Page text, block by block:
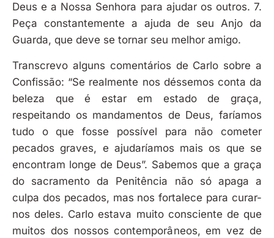
Deus e a Nossa Senhora para ajudar os outros. 7.
Peça constantemente a ajuda de seu Anjo da
Guarda, que deve se tornar seu melhor amigo.
Transcrevo alguns comentários de Carlo sobre a
Confissão: “Se realmente nos déssemos conta da
beleza que é estar em estado de graça,
respeitando os mandamentos de Deus, faríamos
tudo o que fosse possível para não cometer
pecados graves, e ajudaríamos mais os que se
encontram longe de Deus”. Sabemos que a graça
do sacramento da Penitência não só apaga a
culpa dos pecados, mas nos fortalece para curar-
nos deles. Carlo estava muito consciente de que
muitos dos nossos contemporâneos, em vez de